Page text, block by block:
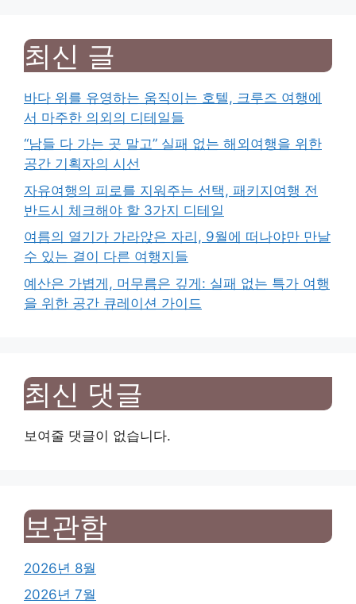
최신 글
바다 위를 유영하는 움직이는 호텔, 크루즈 여행에
서 마주한 의외의 디테일들
“남들 다 가는 곳 말고” 실패 없는 해외여행을 위한
공간 기획자의 시선
자유여행의 피로를 지워주는 선택, 패키지여행 전
반드시 체크해야 할 3가지 디테일
여름의 열기가 가라앉은 자리, 9월에 떠나야만 만날
수 있는 결이 다른 여행지들
예산은 가볍게, 머무름은 깊게: 실패 없는 특가 여행
을 위한 공간 큐레이션 가이드
최신 댓글
보여줄 댓글이 없습니다.
보관함
2026년 8월
2026년 7월